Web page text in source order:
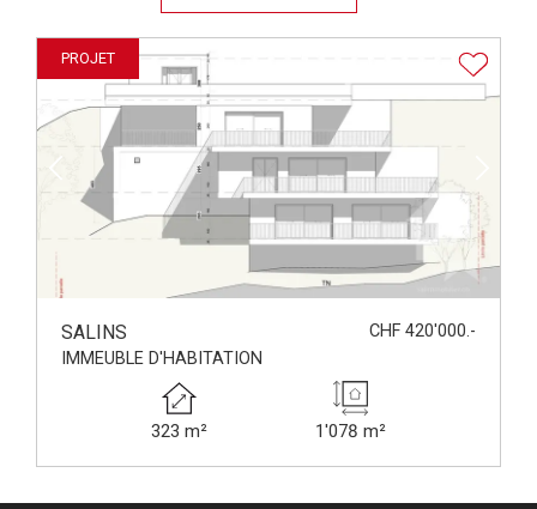
PROJET
SALINS
CHF 420'000.-
IMMEUBLE D'HABITATION
323 m² 1'078 m²